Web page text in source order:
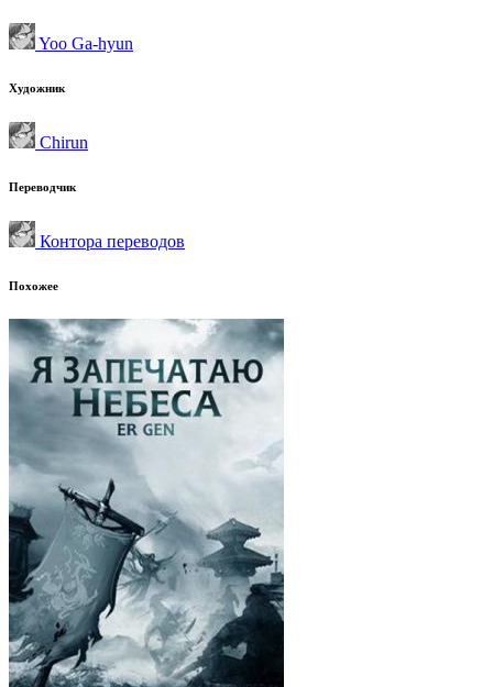
Yoo Ga-hyun
Художник
Chirun
Переводчик
Контора переводов
Похожее